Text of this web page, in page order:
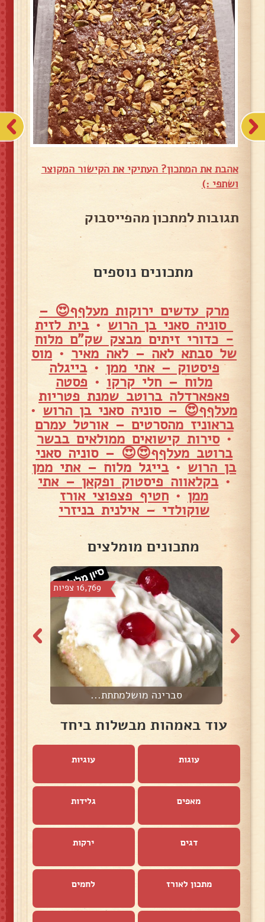
אהבת את המתכון? העתיקי את הקישור המקוצר
ושתפי :)
תגובות למתכון מהפייסבוק
מתכונים נוספים
מרק עדשים ירוקות מעלףף😍 –
סוניה סאני בן הרוש •בית לזית
- כדורי זיתים מבצק שק"ם מלוח
של סבתא לאה – לאה מאיר • מוס
פיסטוק – אתי ממן •בייגלה
מלוח – חלי קרקו • פסטה
פאפארדלה ברוטב שמנת פטריות
מעלףף😍 – סוניה סאני בן הרוש •
בראוניז מהסרטים – אורטל עמרם
•סירות קישואים ממולאים בבשר
ברוטב מעלףף😍😍 – סוניה סאני
בן הרוש •בייגל מלוח – אתי ממן
•בקלאווה פיסטוק ופקאן – אתי
ממן • חטיף פצפוצי אורז
שוקולדי – אילנית בניזרי
מתכונים מומלצים
16,769 צפיות
סברינה מושלמתתת...
עוד באמהות מבשלות ביחד
עוגות עוגיות
מאפים גלידות
דגים ירקות
מתכון לאורז לחמים